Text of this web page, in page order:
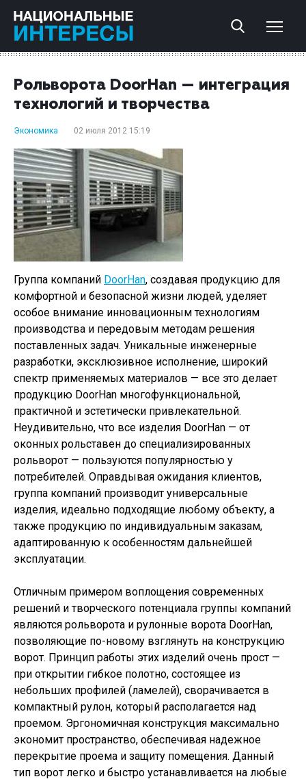
Рольворота DoorHan — интеграция
технологий и творчества
Экономика 02 июля 2012 15:19
Группа компаний DoorHan, создавая продукцию для
комфортной и безопасной жизни людей, уделяет
особое внимание инновационным технологиям
производства и передовым методам решения
поставленных задач. Уникальные инженерные
разработки, эксклюзивное исполнение, широкий
спектр применяемых материалов — все это делает
продукцию DoorHan многофункциональной,
практичной и эстетически привлекательной.
Неудивительно, что все изделия DoorHan — от
оконных рольставен до специализированных
рольворот — пользуются популярностью у
потребителей. Оправдывая ожидания клиентов,
группа компаний производит универсальные
изделия, идеально подходящие любому объекту, а
также продукцию по индивидуальным заказам,
адаптированную к особенностям дальнейшей
эксплуатации.
Отличным примером воплощения современных
решений и творческого потенциала группы компаний
являются рольворота и рулонные ворота DoorHan,
позволяющие по-новому взглянуть на конструкцию
ворот. Принцип работы этих изделий очень прост —
при открытии гибкое полотно, состоящее из
небольших профилей (ламелей), сворачивается в
компактный рулон, который располагается над
проемом. Эргономичная конструкция максимально
экономит пространство, обеспечивая надежное
перекрытие проема и защиту помещения. Данный
тип ворот легко и быстро устанавливается на любые